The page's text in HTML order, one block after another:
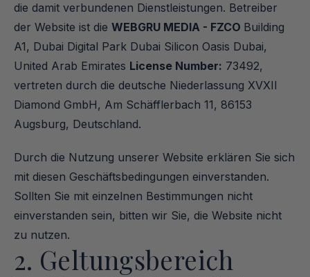
die damit verbundenen Dienstleistungen. Betreiber
der Website ist die WEBGRU MEDIA - FZCO Building
A1, Dubai Digital Park Dubai Silicon Oasis Dubai,
United Arab Emirates License Number: 73492,
vertreten durch die deutsche Niederlassung XVXII
Diamond GmbH, Am Schäfflerbach 11, 86153
Augsburg, Deutschland.
Durch die Nutzung unserer Website erklären Sie sich
mit diesen Geschäftsbedingungen einverstanden.
Sollten Sie mit einzelnen Bestimmungen nicht
einverstanden sein, bitten wir Sie, die Website nicht
zu nutzen.
2. Geltungsbereich